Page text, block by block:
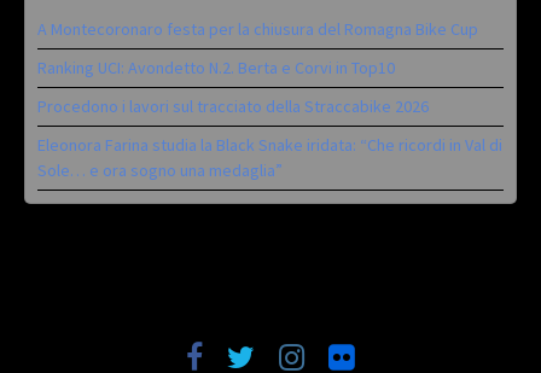
A Montecoronaro festa per la chiusura del Romagna Bike Cup
Ranking UCI: Avondetto N.2. Berta e Corvi in Top10
Procedono i lavori sul tracciato della Straccabike 2026
Eleonora Farina studia la Black Snake iridata: “Che ricordi in Val di
Sole… e ora sogno una medaglia”